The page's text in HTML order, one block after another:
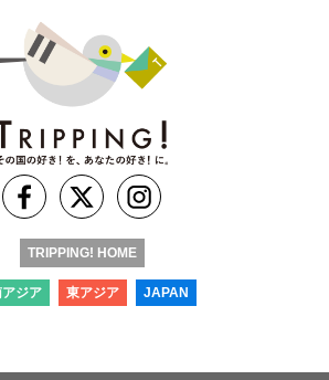
TRIPPING! HOME
ジア 東アジア JAPAN